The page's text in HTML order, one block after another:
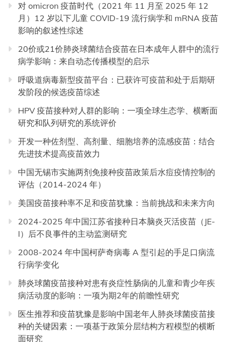
对 omicron 疫苗时代（2021 年 11 月至 2025 年 12
月）12 岁以下儿童 COVID-19 流行病学和 mRNA 疫苗
影响的叙述性综述
20价或21价肺炎球菌结合疫苗在日本成年人群中的流行
病学影响：来自动态传播模型的启示
呼吸道病毒新型疫苗平台：已获许可疫苗和处于后期研
发阶段的候选疫苗综述
HPV 疫苗接种对人群的影响：一项全球生态学、横断面
研究和队列研究的系统评价
开发一种佐剂型、高剂量、细胞培养的流感疫苗：结合
先进技术提高疫苗效力
中国无锡市实施两剂免接种疫苗政策后水痘疫情控制的
评估（2014-2024 年）
美国疫苗接种率不足和疫苗犹豫：当前挑战和未来方向
2024-2025 年中国江苏省接种日本脑炎灭活疫苗（JE-
I）后不良事件的主动监测研究
2008-2024 年中国柯萨奇病毒 A 型引起的手足口病流
行病学变化
肺炎球菌疫苗接种对患有炎症性肠病的儿童和青少年疾
病活动度的影响：一项为期2年的前瞻性研究
医生推荐和疫苗犹豫是影响中国老年人肺炎球菌疫苗接
种的关键因素：一项基于政策分层结构方程模型的横断
面研究